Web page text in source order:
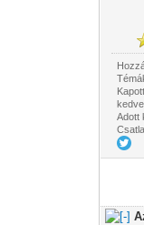
Adott